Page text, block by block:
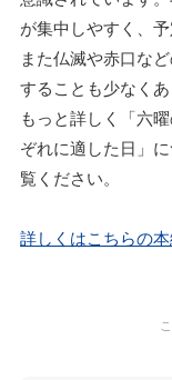
が集中しやすく、
また仏滅や赤口な
することも少なくあ
もっと詳しく「六
ぞれに適した日」
覧ください。
詳しくはこちらの